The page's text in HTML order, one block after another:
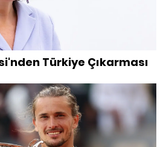
Türkiye Çıkarması